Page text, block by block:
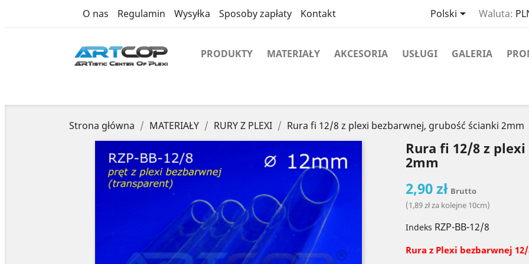
O nas Regulamin Wysyłka Sposoby zapłaty Kontakt Polski Waluta:
PRODUKTY MATERIAŁY AKCESORIA USŁUGI GALERIA
Strona główna MATERIAŁY RURY Z PLEXI Rura fi 12/8 z plexi bezbarwnej, grubość ścianki 2mm
Rura fi 12/8 z
2mm
2,90 zł Brutto
(1,89 zł za kolejne 10cm)
Indeks RZP-BB-12/8
Rura z Plexi bezbarwnej